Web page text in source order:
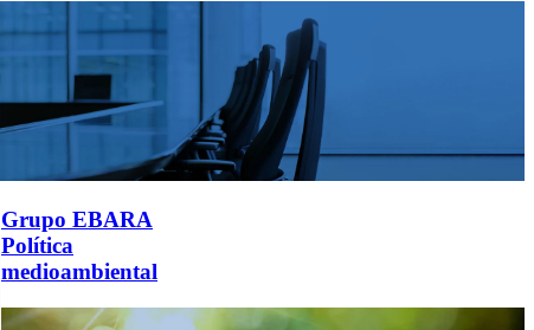
Grupo EBARA
Política
medioambiental